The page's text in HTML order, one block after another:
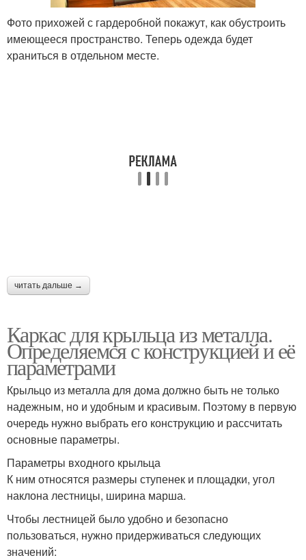
Фото прихожей с гардеробной покажут, как обустроить
имеющееся пространство. Теперь одежда будет
храниться в отдельном месте.
читать дальше →
Каркас для крыльца из металла.
Определяемся с конструкцией и её
параметрами
Крыльцо из металла для дома должно быть не только
надежным, но и удобным и красивым. Поэтому в первую
очередь нужно выбрать его конструкцию и рассчитать
основные параметры.
Параметры входного крыльца
К ним относятся размеры ступенек и площадки, угол
наклона лестницы, ширина марша.
Чтобы лестницей было удобно и безопасно
пользоваться, нужно придерживаться следующих
значений: